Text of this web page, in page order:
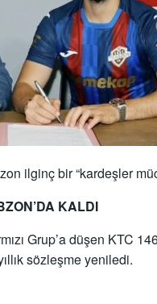
ilginç bir “kardeşler
KALDI
Grup’a düşen KTC
sözleşme yeniledi.